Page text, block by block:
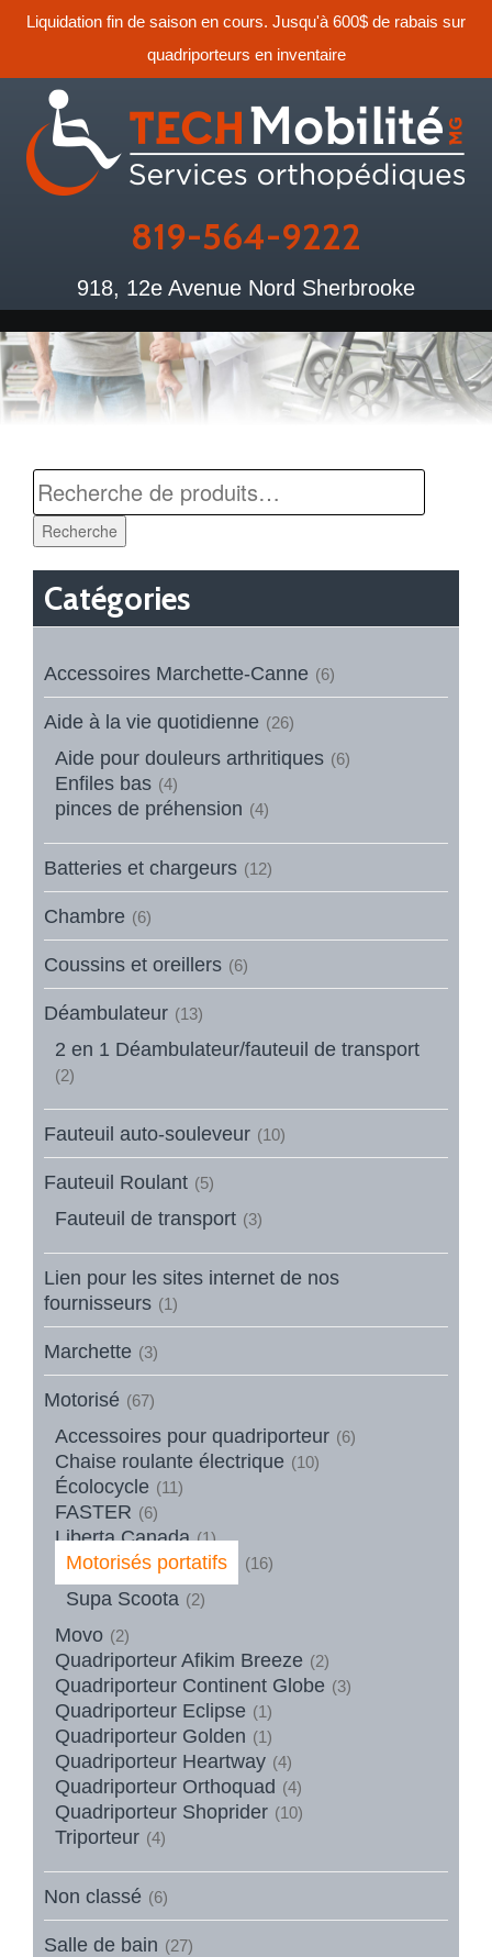
Liquidation fin de saison en cours. Jusqu'à 600$ de rabais sur
quadriporteurs en inventaire
819-564-9222
918, 12e Avenue Nord Sherbrooke
Recherche
Catégories
Accessoires Marchette-Canne (6)
Aide à la vie quotidienne (26)
Aide pour douleurs arthritiques (6)
Enfiles bas (4)
pinces de préhension (4)
Batteries et chargeurs (12)
Chambre (6)
Coussins et oreillers (6)
Déambulateur (13)
2 en 1 Déambulateur/fauteuil de transport
(2)
Fauteuil auto-souleveur (10)
Fauteuil Roulant (5)
Fauteuil de transport (3)
Lien pour les sites internet de nos
fournisseurs (1)
Marchette (3)
Motorisé (67)
Accessoires pour quadriporteur (6)
Chaise roulante électrique (10)
Écolocycle (11)
FASTER (6)
Liberta Canada (1)
Motorisés portatifs (16)
Supa Scoota (2)
Movo (2)
Quadriporteur Afikim Breeze (2)
Quadriporteur Continent Globe (3)
Quadriporteur Eclipse (1)
Quadriporteur Golden (1)
Quadriporteur Heartway (4)
Quadriporteur Orthoquad (4)
Quadriporteur Shoprider (10)
Triporteur (4)
Non classé (6)
Salle de bain (27)